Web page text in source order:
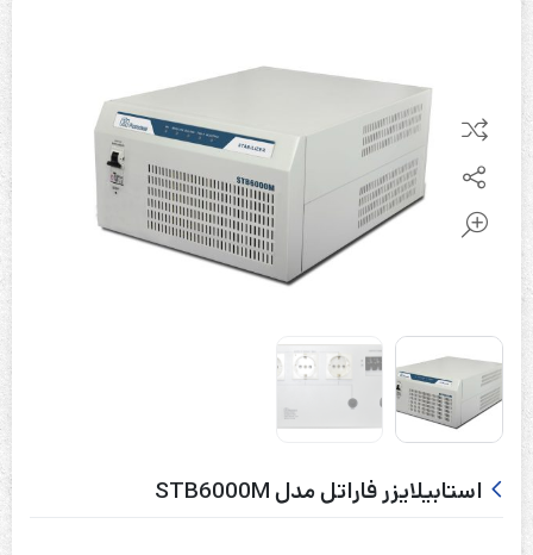
استابیلایزر فاراتل مدل STB6000M